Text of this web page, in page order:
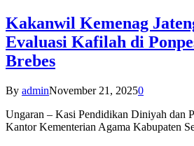
Kakanwil Kemenag
Evaluasi Kafilah di
Brebes
By adminNovember 21, 20250
Ungaran – Kasi Pendidikan Diniyah dan
Kantor Kementerian Agama Kabupaten